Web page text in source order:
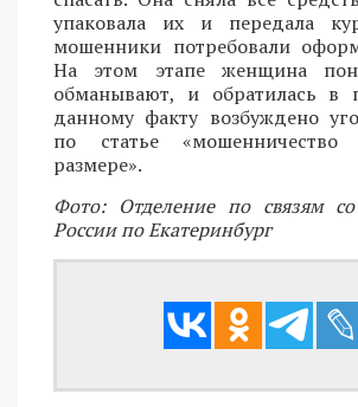
упаковала их и передала
мошенники потребовали
На этом этапе женщина
обманывают, и обратилась в
данному факту возбуждено
по статье
размере».
Фото: Отделение по связям
России по Екатеринбург